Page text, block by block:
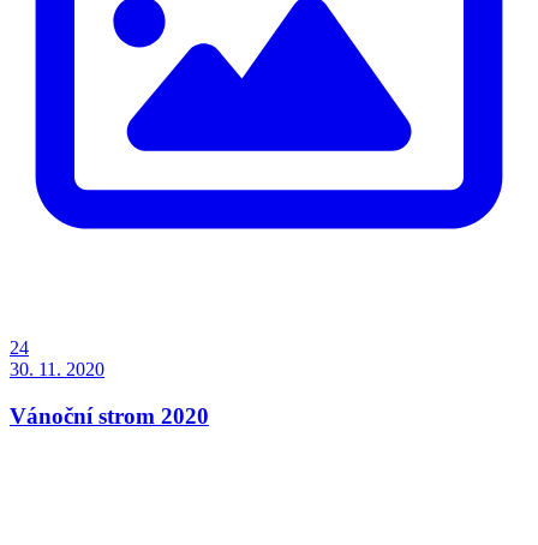
24
30. 11. 2020
Vánoční strom 2020